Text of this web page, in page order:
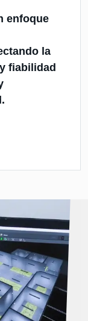
enfoque
la
fiabilidad